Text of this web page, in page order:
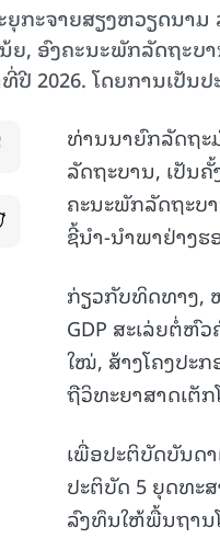
ຍຸກະຈາຍສຽງຫວຽດນາ
ນ້ຍ, ອົງຄະນະພັກລັດຖະບ
ປີ 2026. ໂດຍການເປັນ
ທ່ານນາຍົກລັດຖະ
ລັດຖະບານ, ເປັນ
ຄະນະພັກລັດຖະບ
ຊີ້ນຳ-ນຳພາຢ່າງ
ກ່ຽວກັບທິດທາງ,
GDP ສະເລ່ຍຕໍ່ຫົ
ໃໝ່, ສ້າງໂຄງປະ
ຖືວິທະຍາສາດເຕັ
ເພື່ອປະຕິບັດບັນດ
ປະຕິບັດ 5 ຍຸດທະ
ລົງທຶນໃຫ້ພື້ນຖານ
15.038(05-